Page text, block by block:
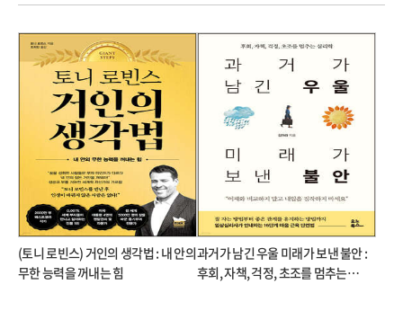
(토니 로빈스) 거인의 생각법 : 내 안의
무한 능력을 꺼내는 힘
과거가 남긴 우울 미래가 보낸 불안 :
후회, 자책, 걱정, 초조를 멈추는